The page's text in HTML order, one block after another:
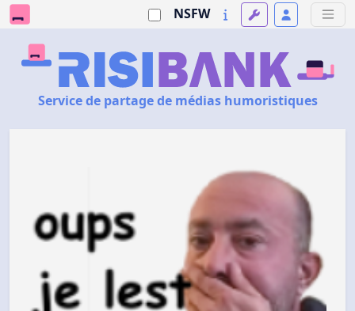
NSFW
Service de partage de médias humoristiques